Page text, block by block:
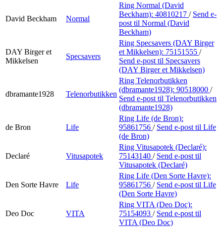
David Beckham Normal
Ring Normal (David
Beckham): 40810217 / Send e-
post til Normal (David
Beckham)
DAY Birger et
Mikkelsen
Specsavers
Ring Specsavers (DAY Birger
et Mikkelsen): 75151555 /
Send e-post til Specsavers
(DAY Birger et Mikkelsen)
dbramante1928 Telenorbutikken
Ring Telenorbutikken
(dbramante1928): 90518000 /
Send e-post til Telenorbutikken
(dbramante1928)
de Bron Life
Ring Life (de Bron):
95861756 / Send e-post til Life
(de Bron)
Declaré Vitusapotek
Ring Vitusapotek (Declaré):
75143140 / Send e-post til
Vitusapotek (Declaré)
Den Sorte Havre Life
Ring Life (Den Sorte Havre):
95861756 / Send e-post til Life
(Den Sorte Havre)
Deo Doc VITA
Ring VITA (Deo Doc):
75154093 / Send e-post til
VITA (Deo Doc)